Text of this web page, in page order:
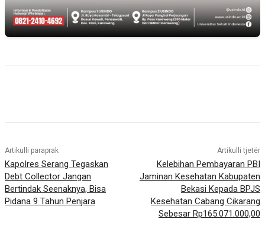
Artikulli paraprak
Kapolres Serang Tegaskan
Debt Collector Jangan
Bertindak Seenaknya, Bisa
Pidana 9 Tahun Penjara
Artikulli tjetër
Kelebihan Pembayaran PBI
Jaminan Kesehatan Kabupaten
Bekasi Kepada BPJS
Kesehatan Cabang Cikarang
Sebesar Rp165.071.000,00